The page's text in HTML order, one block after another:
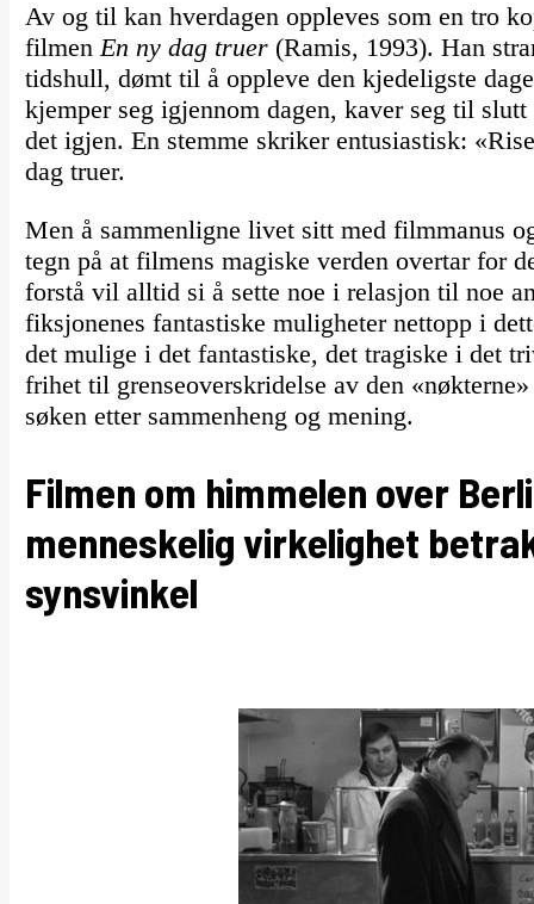
Av og til kan hverdagen oppleves som en tro
filmenEn ny dag truer (Ramis, 1993). Han
tidshull, dømt til å oppleve den kjedeligste
kjemper seg igjennom dagen, kaver seg til
det igjen. En stemme skriker entusiastisk:
dag truer.
Men å sammenligne livet sitt med filmmanus
tegn på at filmens magiske verden overtar for
forstå vil alltid si å sette noe i relasjon til noe
fiksjonenes fantastiske muligheter nettopp i
det mulige i det fantastiske, det tragiske i det
frihet til grenseoverskridelse av den
søken etter sammenheng og mening.
Filmen om himmelen over
menneskelig virkelighet
synsvinkel